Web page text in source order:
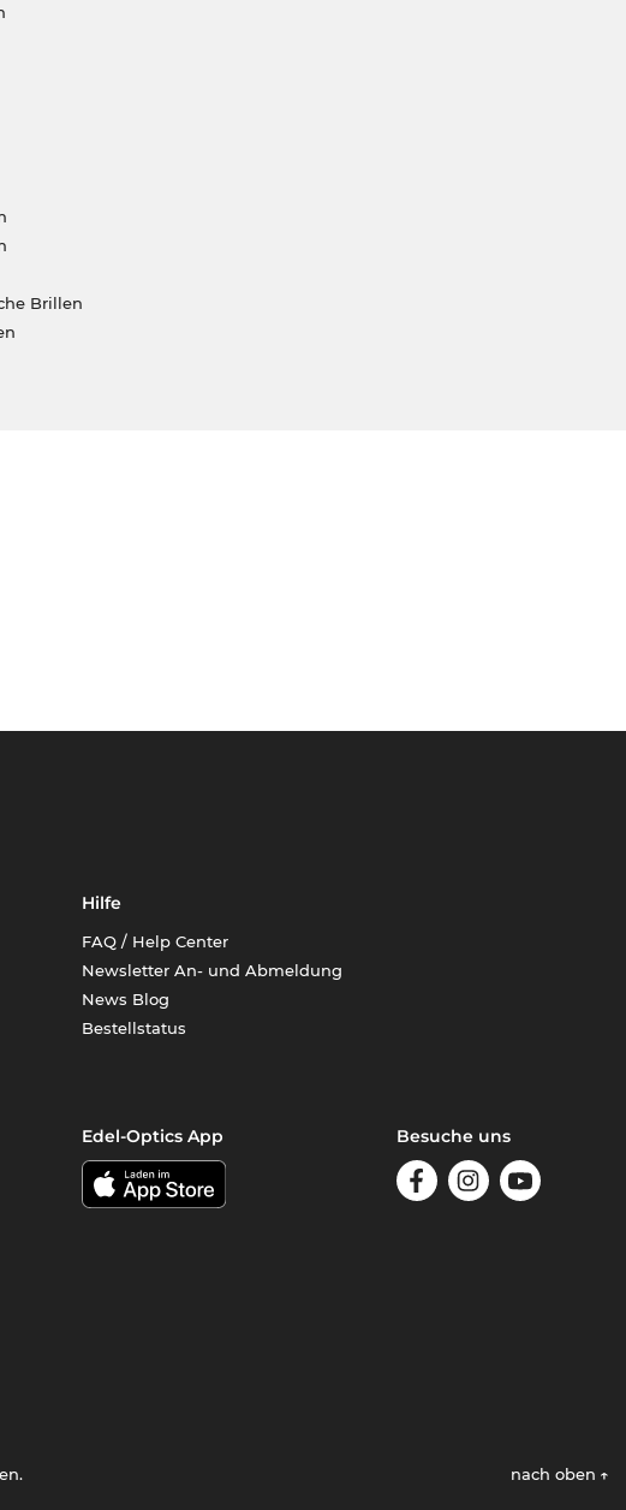
Brillen
Hilfe
FAQ / Help Center
Newsletter An- und Abmeldung
News Blog
Bestellstatus
Edel-Optics App Besuche uns
nach oben